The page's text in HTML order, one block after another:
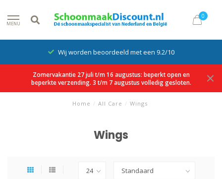
MENU
0
Wij worden beoordeeld met een 9.2/10
Zomervakantie 27 juli t/m 16 augustus: beperkt open en
beperkte verzending. 3 t/m 7 augustus volledig gesloten.
Home / All Care / Wings
Wings